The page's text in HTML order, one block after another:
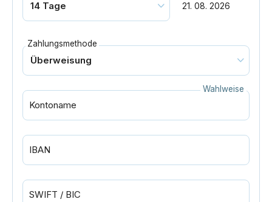
21. 08. 2026
Zahlungsmethode
Kontoname
Wahlweise
IBAN
SWIFT / BIC